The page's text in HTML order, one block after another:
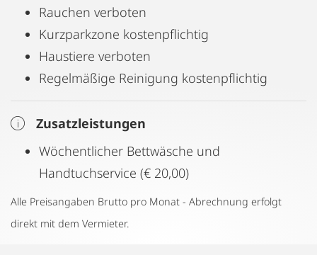
Rauchen verboten
Kurzparkzone kostenpflichtig
Haustiere verboten
Regelmäßige Reinigung kostenpflichtig
Zusatzleistungen
Wöchentlicher Bettwäsche und
Handtuchservice (€ 20,00)
Alle Preisangaben Brutto pro Monat - Abrechnung erfolgt
direkt mit dem Vermieter.